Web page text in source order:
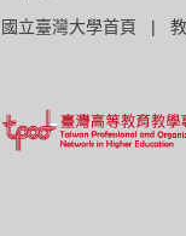
國立臺灣大學首頁 |